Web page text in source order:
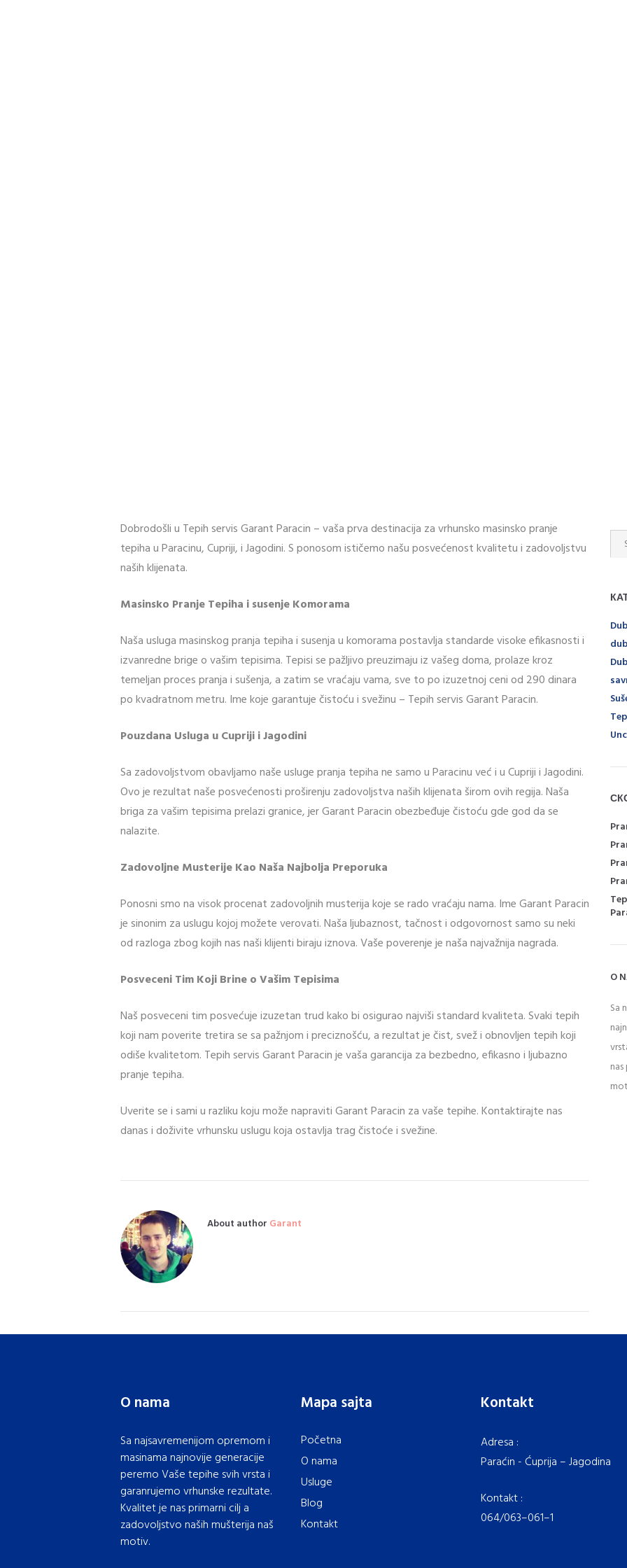
Dobrodošli u Tepih servis Garant Paracin – vaša prva destinacija za vrhunsko masinsko pranje
tepiha u Paracinu, Cupriji, i Jagodini. S ponosom ističemo našu posvećenost kvalitetu i zadovoljstvu
naših klijenata.
Masinsko Pranje Tepiha i susenje Komorama
Naša usluga masinskog pranja tepiha i susenja u komorama postavlja standarde visoke efikasnosti i
izvanredne brige o vašim tepisima. Tepisi se pažljivo preuzimaju iz vašeg doma, prolaze kroz
temeljan proces pranja i sušenja, a zatim se vraćaju vama, sve to po izuzetnoj ceni od 290 dinara
po kvadratnom metru. Ime koje garantuje čistoću i svežinu – Tepih servis Garant Paracin.
Pouzdana Usluga u Cupriji i Jagodini
Sa zadovoljstvom obavljamo naše usluge pranja tepiha ne samo u Paracinu već i u Cupriji i Jagodini.
Ovo je rezultat naše posvećenosti proširenju zadovoljstva naših klijenata širom ovih regija. Naša
briga za vašim tepisima prelazi granice, jer Garant Paracin obezbeđuje čistoću gde god da se
nalazite.
Zadovoljne Musterije Kao Naša Najbolja Preporuka
Ponosni smo na visok procenat zadovoljnih musterija koje se rado vraćaju nama. Ime Garant Paracin
je sinonim za uslugu kojoj možete verovati. Naša ljubaznost, tačnost i odgovornost samo su neki
od razloga zbog kojih nas naši klijenti biraju iznova. Vaše poverenje je naša najvažnija nagrada.
Posveceni Tim Koji Brine o Vašim Tepisima
Naš posveceni tim posvećuje izuzetan trud kako bi osigurao najviši standard kvaliteta. Svaki tepih
koji nam poverite tretira se sa pažnjom i preciznošću, a rezultat je čist, svež i obnovljen tepih koji
odiše kvalitetom. Tepih servis Garant Paracin je vaša garancija za bezbedno, efikasno i ljubazno
pranje tepiha.
Uverite se i sami u razliku koju može napraviti Garant Paracin za vaše tepihe. Kontaktirajte nas
danas i doživite vrhunsku uslugu koja ostavlja trag čistoće i svežine.
About author Garant
O
Sa
O nama
Sa najsavremenijom opremom i
masinama najnovije generacije
peremo Vaše tepihe svih vrsta i
garanrujemo vrhunske rezultate.
Kvalitet je nas primarni cilj a
zadovoljstvo naših mušterija naš
motiv.
Mapa sajta
Početna
O nama
Usluge
Blog
Kontakt
Kontakt
Adresa :
Paraćin - Ćuprija – Jagodina
Kontakt :
064/063–061–1